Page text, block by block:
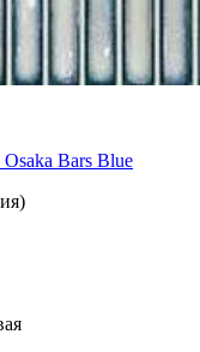
Bars Blue